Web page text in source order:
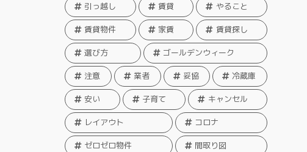
引っ越し 賃貸 やること
賃貸物件 家賃 賃貸探し
選び方 ゴールデンウィーク
注意 業者 妥協 冷蔵庫
安い 子育て キャンセル
レイアウト コロナ
ゼロゼロ物件 間取り図